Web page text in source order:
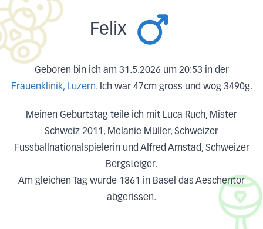
Felix
Geboren bin ich am 31.5.2026 um 20:53 in der
Frauenklinik, Luzern. Ich war 47cm gross und wog 3490g.
Meinen Geburtstag teile ich mit Luca Ruch, Mister
Schweiz 2011, Melanie Müller, Schweizer
Fussballnationalspielerin und Alfred Amstad, Schweizer
Bergsteiger.
Am gleichen Tag wurde 1861 in Basel das Aeschentor
abgerissen.